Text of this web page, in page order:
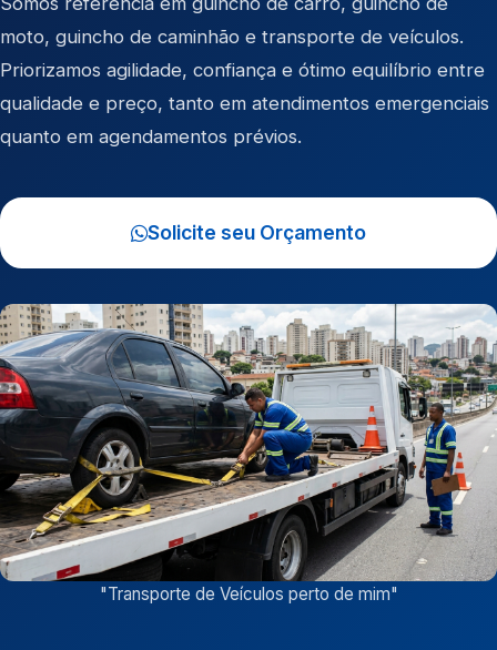
moto, guincho de caminhão e transporte de veículos.
Priorizamos agilidade, confiança e ótimo equilíbrio entre
qualidade e preço, tanto em atendimentos emergenciais
quanto em agendamentos prévios.
Solicite seu Orçamento
"Transporte de Veículos perto de mim"